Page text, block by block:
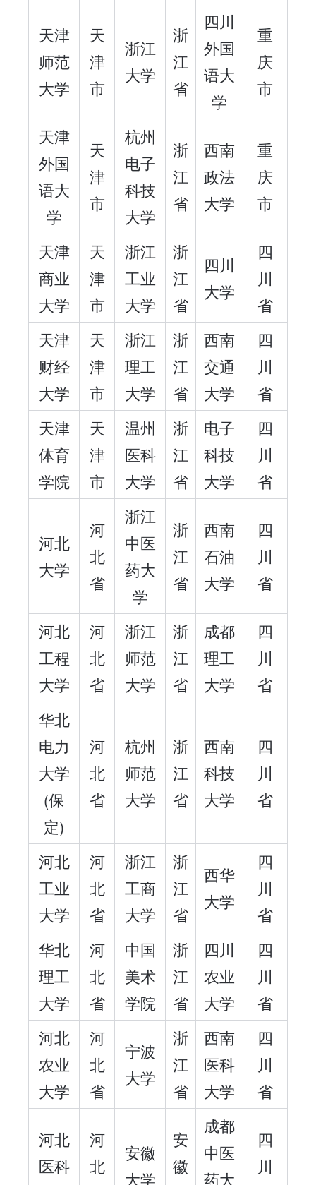
天津
师范
大学
天
津
市
浙江
大学
浙
江
省
四川
外国
语大
学
重
庆
市
天津
外国
语大
学
天
津
市
杭州
电子
科技
大学
浙
江
省
西南
政法
大学
重
庆
市
天津
商业
大学
天
津
市
浙江
工业
大学
浙
江
省
四川
大学
四
川
省
天津
财经
大学
天
津
市
浙江
理工
大学
浙
江
省
西南
交通
大学
四
川
省
天津
体育
学院
天
津
市
温州
医科
大学
浙
江
省
电子
科技
大学
四
川
省
河北
大学
河
北
省
浙江
中医
药大
学
浙
江
省
西南
石油
大学
四
川
省
河北
工程
大学
河
北
省
浙江
师范
大学
浙
江
省
成都
理工
大学
四
川
省
华北
电力
大学
(保
定)
河
北
省
杭州
师范
大学
浙
江
省
西南
科技
大学
四
川
省
河北
工业
大学
河
北
省
浙江
工商
大学
浙
江
省
西华
大学
四
川
省
华北
理工
大学
河
北
省
中国
美术
学院
浙
江
省
四川
农业
大学
四
川
省
河北
农业
大学
河
北
省
宁波
大学
浙
江
省
西南
医科
大学
四
川
省
河北
医科
河
北
安徽
大学
安
徽
成都
中医
药大
四
川